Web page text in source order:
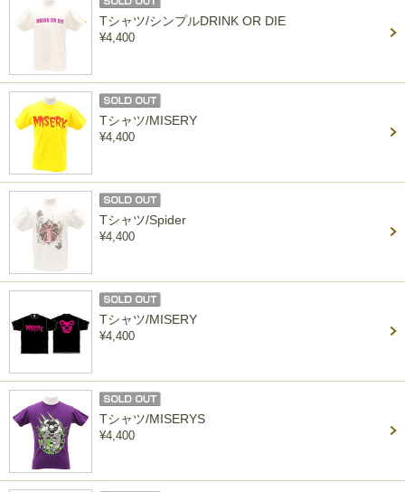
Tシャツ/シンプルDRINK OR DIE
¥4,400
Tシャツ/MISERY
¥4,400
Tシャツ/Spider
¥4,400
Tシャツ/MISERY
¥4,400
Tシャツ/MISERYS
¥4,400